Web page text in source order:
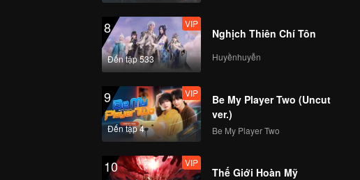
8
Đến tập 533
VIP
Nghịch Thiên Chí Tôn
Huyềnhuyễn
9
Đến tập 4
VIP
Be My Player Two (Uncut
ver.)
Be My Player Two
10 VIP
Thế Giới Hoàn Mỹ